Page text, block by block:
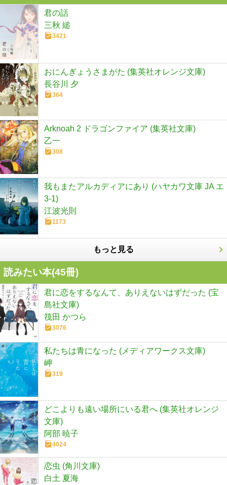
君の話
三秋 縋
3421
おにんぎょうさまがた (集英社オレンジ文庫)
長谷川 夕
364
Arknoah 2 ドラゴンファイア (集英社文庫)
乙一
308
我もまたアルカディアにあり (ハヤカワ文庫 JA エ
3-1)
江波光則
1173
もっと見る
読みたい本(45冊)
君に恋をするなんて、ありえないはずだった (宝
島社文庫)
筏田 かつら
3076
私たちは青になった (メディアワークス文庫)
岬
319
どこよりも遠い場所にいる君へ (集英社オレンジ
文庫)
阿部 暁子
4024
恋虫 (角川文庫)
白土 夏海